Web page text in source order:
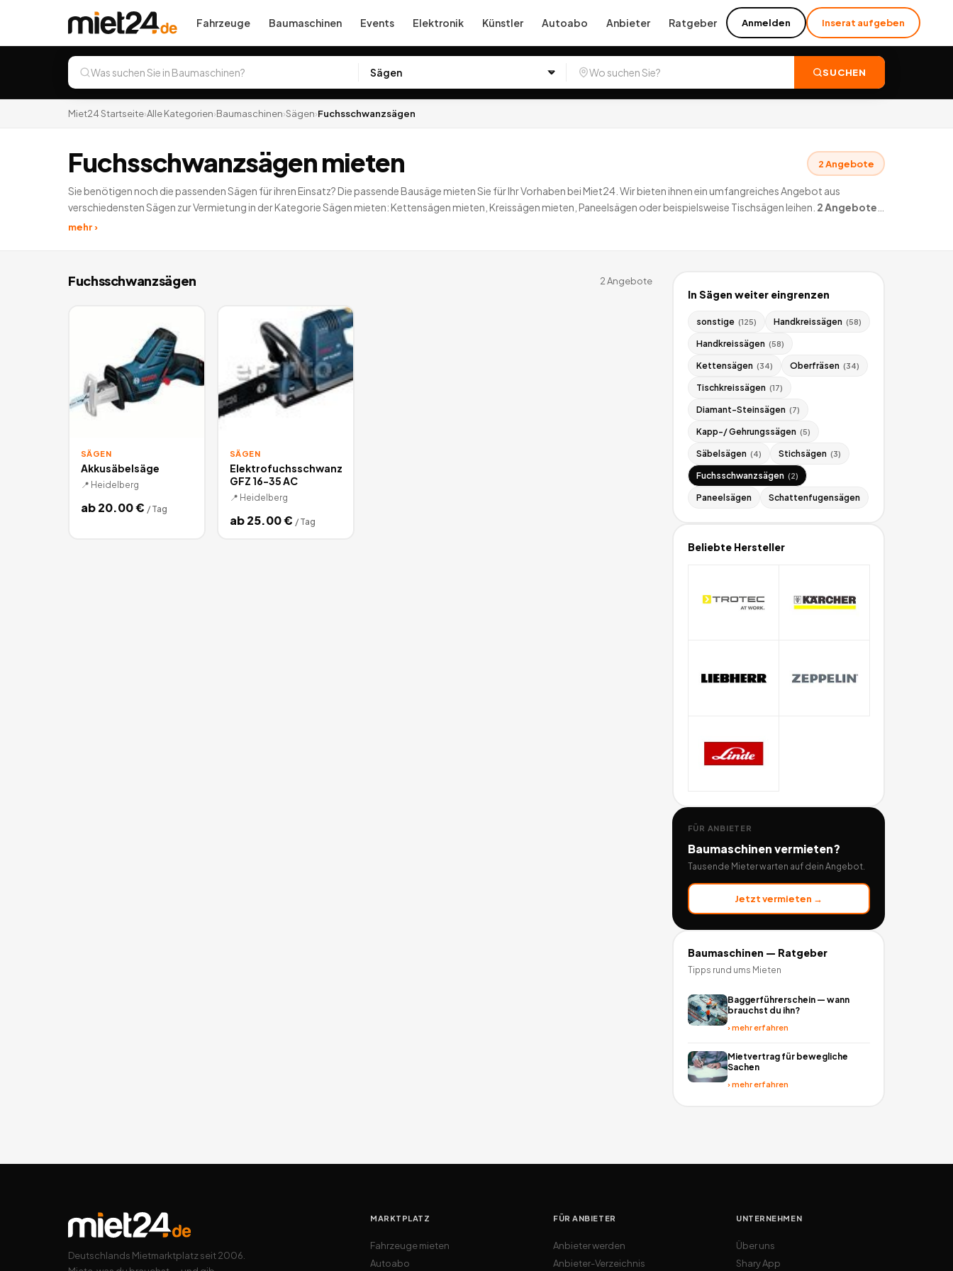
Fahrzeuge Baumaschinen Events Elektronik Künstler Autoabo Anbieter Ratgeber Anmelden Inserat aufgeben
SUCHEN
Miet24 Startseite›Alle Kategorien›Baumaschinen›Sägen›Fuchsschwanzsägen
Fuchsschwanzsägen mieten 2Angebote
Sie benötigen noch die passenden Sägen für ihren Einsatz? Die passende Bausäge mieten Sie für Ihr Vorhaben bei Miet24. Wir bieten ihnen ein umfangreiches Angebot aus
verschiedensten Sägen zur Vermietung in der Kategorie Sägen mieten: Kettensägen mieten, Kreissägen mieten, Paneelsägen oder beispielsweise Tischsägen leihen. 2Angebote
deutschlandweit.
mehr ›
Fuchsschwanzsägen 2Angebote
SÄGEN
Akkusäbelsäge
📍 Heidelberg
ab20.00€ / Tag
SÄGEN
Elektrofuchsschwanz
GFZ 16-35 AC
📍 Heidelberg
ab25.00€ / Tag
In Sägen weiter eingrenzen
sonstige (125) Handkreissägen (58)
Handkreissägen (58)
Kettensägen (34) Oberfräsen (34)
Tischkreissägen (17)
Diamant-Steinsägen (7)
Kapp-/ Gehrungssägen (5)
Säbelsägen (4) Stichsägen (3)
Fuchsschwanzsägen (2)
Paneelsägen Schattenfugensägen
Beliebte Hersteller
FÜR ANBIETER
Baumaschinenvermieten?
Tausende Mieter warten auf dein Angebot.
Jetzt vermieten →
Baumaschinen — Ratgeber
Tipps rund ums Mieten
Baggerführerschein — wann
brauchst du ihn?
›mehr erfahren
Mietvertrag für bewegliche
Sachen
›mehr erfahren
Deutschlands Mietmarktplatz seit 2006.
MARKTPLATZ
Fahrzeuge mieten
Autoabo
FÜR ANBIETER
Anbieter werden
Anbieter-Verzeichnis
UNTERNEHMEN
Über uns
Shary App